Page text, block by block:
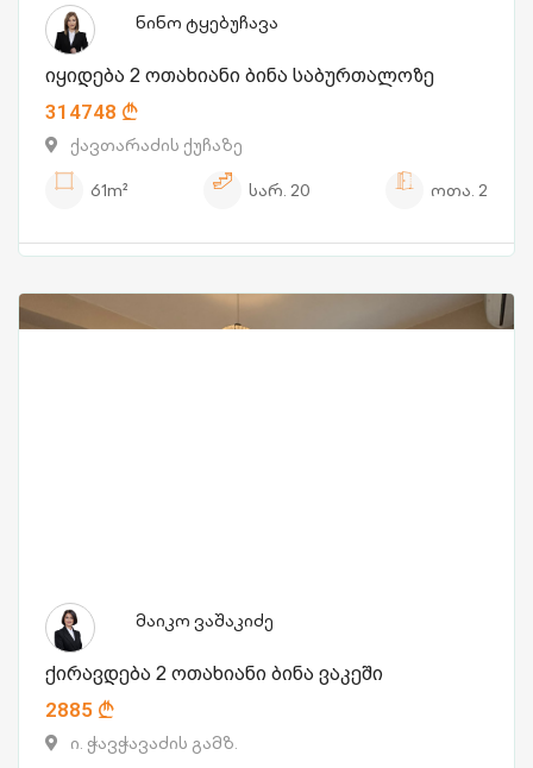
ნინო ტყებუჩავა
იყიდება 2 ოთახიანი ბინა საბურთალოზე
314748
ქავთარაძის ქუჩაზე
61m²
სარ. 20 ოთა. 2
მაიკო ვაშაკიძე
ქირავდება 2 ოთახიანი ბინა ვაკეში
2885
ი. ჭავჭავაძის გამზ.